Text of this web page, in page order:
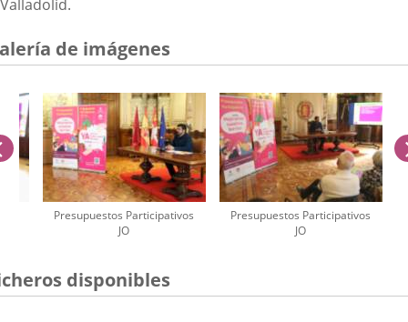
Valladolid.
de imágenes
Presupuestos Participativos
JO
Presupuestos Participativos
JO
anterior
disponibles